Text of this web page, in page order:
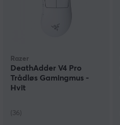
Razer
DeathAdder V4 Pro
Trådløs Gamingmus -
Hvit
(36)